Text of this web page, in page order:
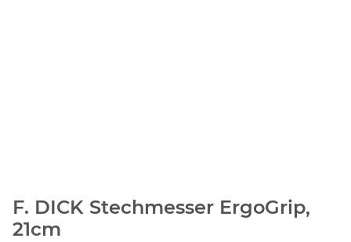
F. DICK Stechmesser ErgoGrip,
21cm